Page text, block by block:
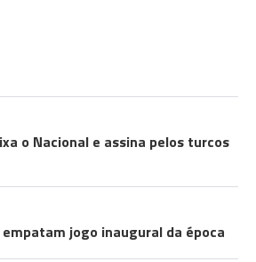
o Nacional e assina pelos turcos
jogo inaugural da época